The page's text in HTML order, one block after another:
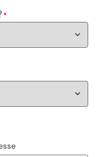
*